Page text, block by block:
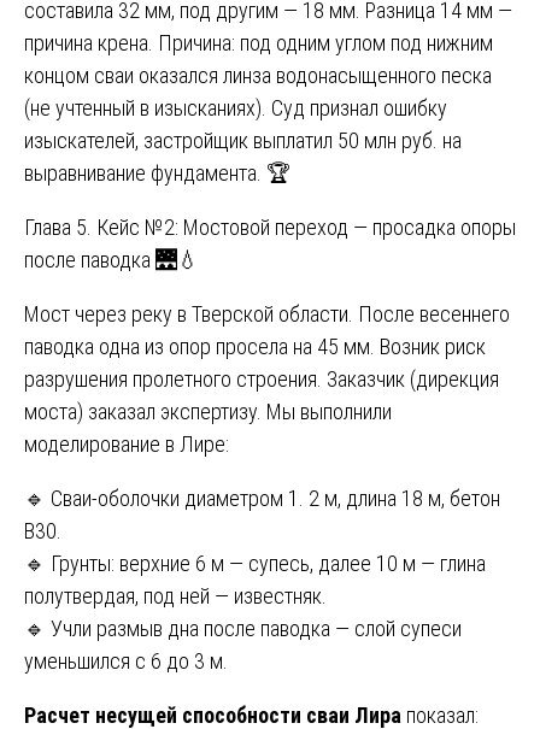
составила 32 мм, под другим — 18 мм. Разница 14 мм —
причина крена. Причина: под одним углом под нижним
концом сваи оказался линза водонасыщенного песка
(не учтенный в изысканиях). Суд признал ошибку
изыскателей, застройщик выплатил 50 млн руб. на
выравнивание фундамента. 🏆
Глава 5. Кейс №2: Мостовой переход — просадка опоры
после паводка 🌉💧
Мост через реку в Тверской области. После весеннего
паводка одна из опор просела на 45 мм. Возник риск
разрушения пролетного строения. Заказчик (дирекция
моста) заказал экспертизу. Мы выполнили
моделирование в Лире:
🔹 Сваи-оболочки диаметром 1. 2 м, длина 18 м, бетон
B30.
🔹 Грунты: верхние 6 м — супесь, далее 10 м — глина
полутвердая, под ней — известняк.
🔹 Учли размыв дна после паводка — слой супеси
уменьшился с 6 до 3 м.
Расчет несущей способности сваи Лира показал: